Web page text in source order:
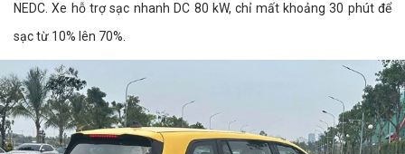
NEDC. Xe hỗ trợ sạc nhanh DC 80 kW, chỉ mất khoảng 30 phút để
sạc từ 10% lên 70%.